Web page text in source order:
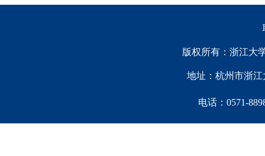
版权所有：浙江大
地址：杭州市浙江
电话：0571-